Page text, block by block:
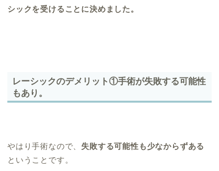
シックを受けることに決めました。
レーシックのデメリット①手術が失敗する可能性
もあり。
やはり手術なので、 失敗する可能性も少なからずある
ということです。